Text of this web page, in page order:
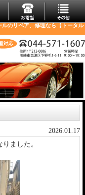
のリペア、修理なら【トータル
2026.01.17
ました。